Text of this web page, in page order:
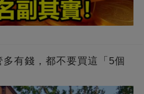
有錢，都不要買這「5個